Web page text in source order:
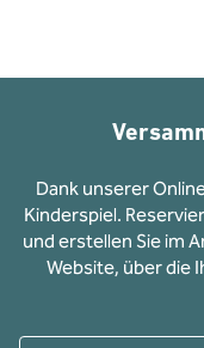
Dank unserer
Kinderspiel.
und erstellen Sie im
Website, über die